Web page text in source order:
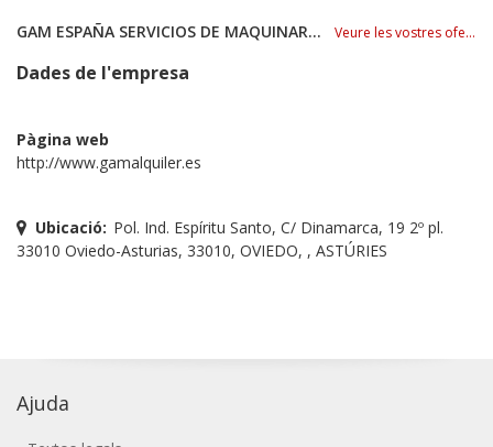
GAM ESPAÑA SERVICIOS DE MAQUINARIA SLU Veure les vostres ofertes
Dades de l'empresa
Pàgina web
http://www.gamalquiler.es
Ubicació: Pol. Ind. Espíritu Santo, C/ Dinamarca, 19 2º pl.
33010 Oviedo-Asturias, 33010, OVIEDO, , ASTÚRIES
Ajuda